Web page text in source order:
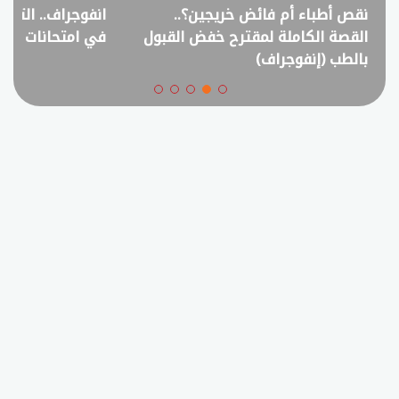
نقص أطباء أم فائض خريجين؟..
القصة الكاملة لمقترح خفض القبول
بالطب (إنفوجراف)
انفوجراف..
في امتحانات